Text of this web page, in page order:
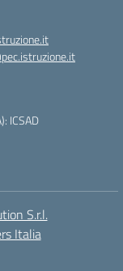
ICSAD
S.r.l.
Italia